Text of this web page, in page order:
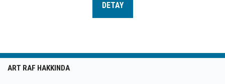
DETAY
ART RAF HAKKINDA